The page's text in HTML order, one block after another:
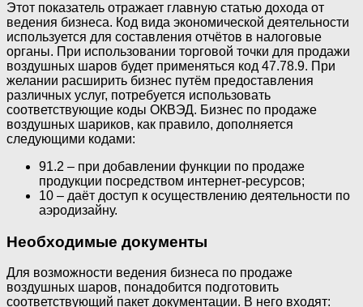
Этот показатель отражает главную статью дохода от
ведения бизнеса. Код вида экономической деятельности
используется для составления отчётов в налоговые
органы. При использовании торговой точки для продажи
воздушных шаров будет применяться код 47.78.9. При
желании расширить бизнес путём предоставления
различных услуг, потребуется использовать
соответствующие коды ОКВЭД. Бизнес по продаже
воздушных шариков, как правило, дополняется
следующими кодами:
91.2 – при добавлении функции по продаже
продукции посредством интернет-ресурсов;
10 – даёт доступ к осуществлению деятельности по
аэродизайну.
Необходимые документы
Для возможности ведения бизнеса по продаже
воздушных шаров, понадобится подготовить
соответствующий пакет документации. В него входят: